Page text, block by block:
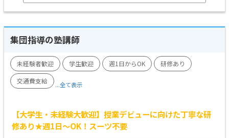
集団指導の塾講師
未経験者歓迎 学生歓迎 週1日からOK
研修あり
交通費支給
...全て表示
【大学生・未経験大歓迎】授業デビューに向けた丁寧な研
修あり★週1日～OK！スーツ不要